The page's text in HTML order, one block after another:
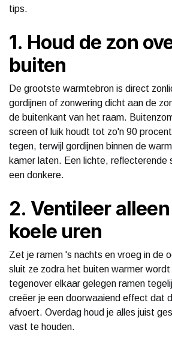
tips.
1. Houd de zon
buiten
De grootste warmtebron is direct
gordijnen of zonwering dicht aan de
de buitenkant van het raam.
screen of luik houdt tot zo'n 90
tegen, terwijl gordijnen binnen de
kamer laten. Een lichte,
een donkere.
2. Ventileer
koele uren
Zet je ramen 's nachts en vroeg in de
sluit ze zodra het buiten warmer
tegenover elkaar gelegen ramen
creëer je een doorwaaiend effect dat
afvoert. Overdag houd je alles juist
vast te houden.